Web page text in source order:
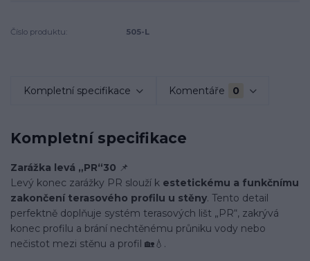
Číslo produktu: 505-L
Kompletní specifikace Komentáře 0
Kompletní specifikace
Zarážka levá „PR“30 📌
Levý konec zarážky PR slouží k estetickému a funkčnímu
zakončení terasového profilu u stěny. Tento detail
perfektně doplňuje systém terasových lišt „PR“, zakrývá
konec profilu a brání nechtěnému průniku vody nebo
nečistot mezi stěnu a profil 🏡💧.